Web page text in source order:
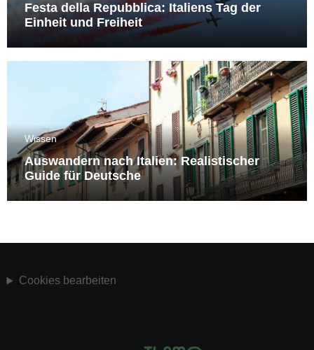
Festa della Repubblica: Italiens Tag der
Einheit und Freiheit
Wissen
Auswandern nach Italien: Realistischer
Guide für Deutsche
Cookies bearbeiten